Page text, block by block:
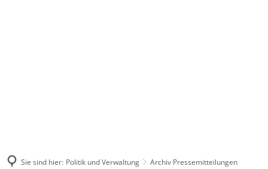
Sie sind hier: Politik und Verwaltung
Archiv Pressemitteilungen